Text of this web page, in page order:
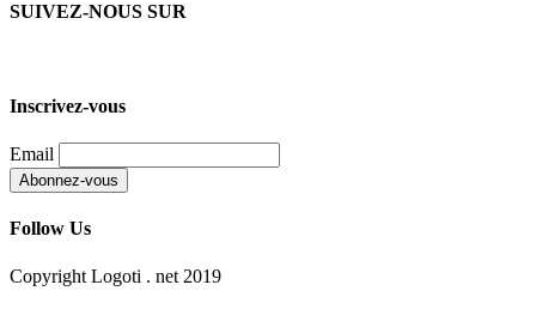
SUIVEZ-NOUS SUR
Inscrivez-vous
Email
Follow Us
Copyright Logoti . net 2019